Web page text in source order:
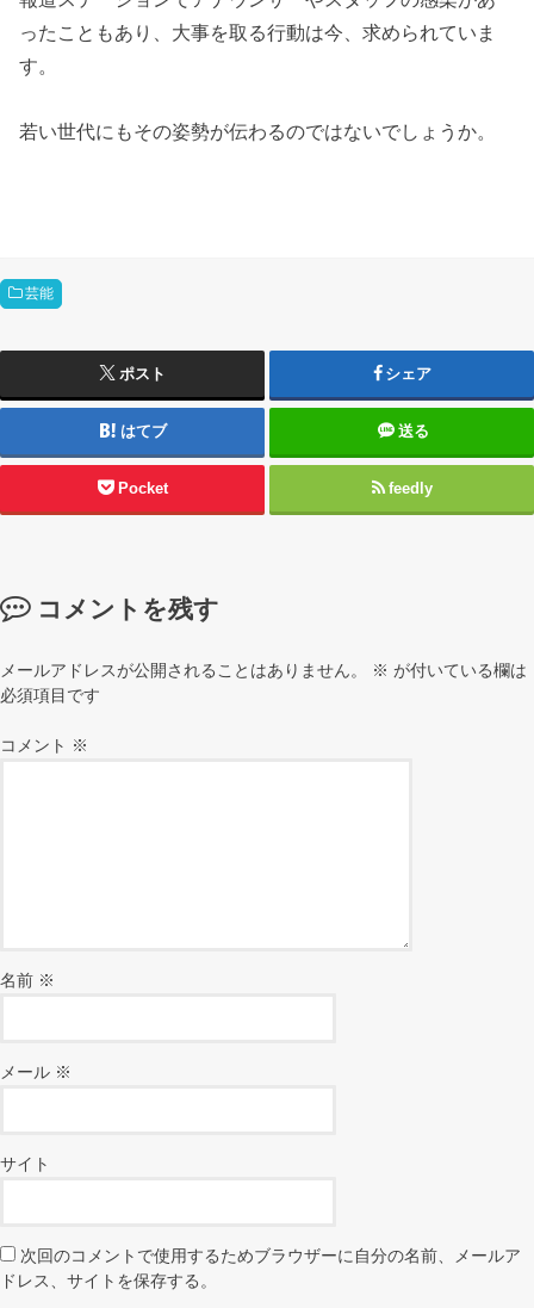
ったこともあり、大事を取る行動は今、求められていま
す。
若い世代にもその姿勢が伝わるのではないでしょうか。
芸能
ポスト シェア
はてブ 送る
Pocket feedly
コメントを残す
メールアドレスが公開されることはありません。 ※ が付いている欄は
必須項目です
コメント ※
名前 ※
メール ※
サイト
次回のコメントで使用するためブラウザーに自分の名前、メールア
ドレス、サイトを保存する。